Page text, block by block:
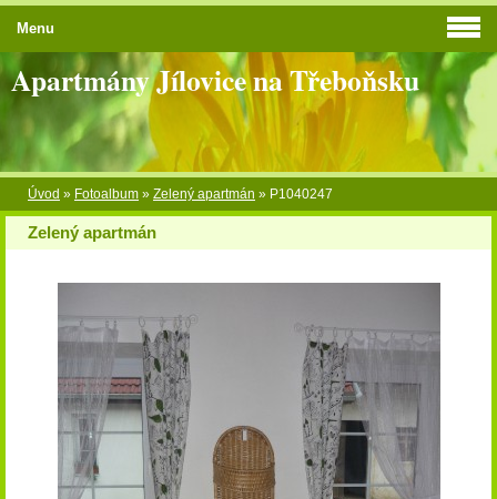
Apartmány Jílovice na Třeboňsku
Úvod » Fotoalbum » Zelený apartmán » P1040247
Zelený apartmán
Menu